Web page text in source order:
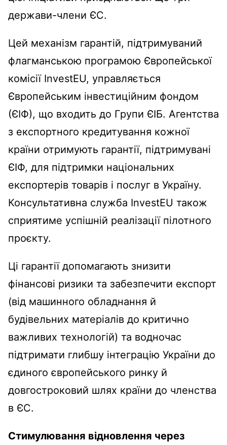
держави-члени ЄС.
Цей механізм гарантій, підтримуваний
флагманською програмою Європейської
комісії InvestEU, управляється
Європейським інвестиційним фондом
(ЄІФ), що входить до Групи ЄІБ. Агентства
з експортного кредитування кожної
країни отримують гарантії, підтримувані
ЄІФ, для підтримки національних
експортерів товарів і послуг в Україну.
Консультативна служба InvestEU також
сприятиме успішній реалізації пілотного
проєкту.
Ці гарантії допомагають знизити
фінансові ризики та забезпечити експорт
(від машинного обладнання й
будівельних матеріалів до критично
важливих технологій) та водночас
підтримати глибшу інтеграцію України до
єдиного європейського ринку й
довгостроковий шлях країни до членства
в ЄС.
Стимулювання відновлення через